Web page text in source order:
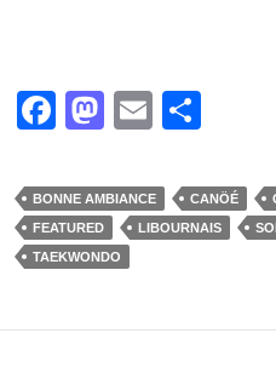
F
c
e
b
o
M
st
o
d
n
E
ail ta
g
BONNE AMBIANCE CANÖÉ
FEATURED
LIBOURNAIS
TAEKWONDO